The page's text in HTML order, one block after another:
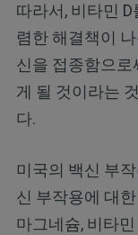
따라서, 비타민
렴한 해결책이
신을 접종함으로
게 될 것이라는
다.
미국의 백신 부
신 부작용에 대
마그네슘, 비타